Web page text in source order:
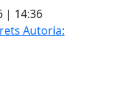
| 14:36
Autoria: